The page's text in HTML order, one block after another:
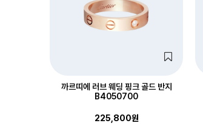
까르띠에 러브 웨딩 핑크 골드 반지
B4050700
225,800원